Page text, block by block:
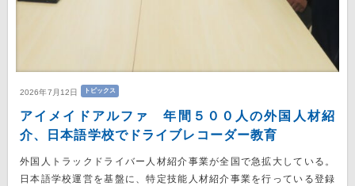
2026年7月12日 トピックス
アイメイドアルファ 年間５００人の外国人材紹
介、日本語学校でドライブレコーダー教育
外国人トラックドライバー人材紹介事業が全国で急拡大している。
日本語学校運営を基盤に、特定技能人材紹介事業を行っている登録